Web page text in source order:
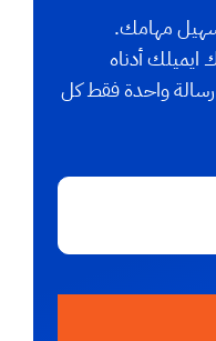
مهامك.
أدناه
رسالة واحدة فقط كل